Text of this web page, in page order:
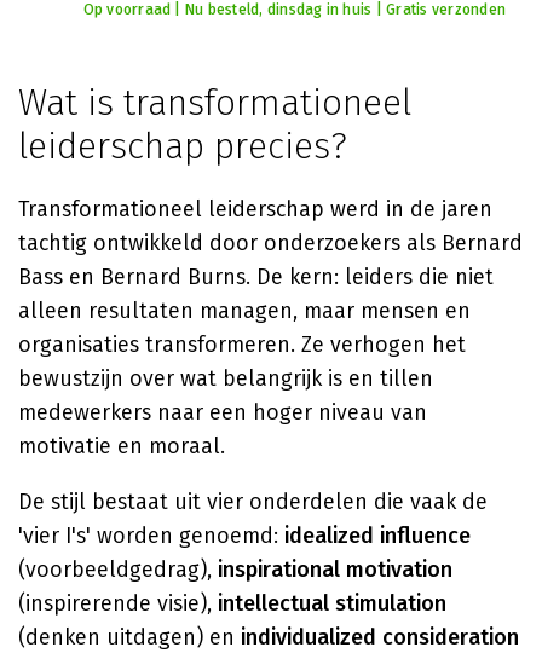
Op voorraad | Nu besteld, dinsdag in huis | Gratis verzonden
Wat is transformationeel
leiderschap precies?
Transformationeel leiderschap werd in de jaren
tachtig ontwikkeld door onderzoekers als Bernard
Bass en Bernard Burns. De kern: leiders die niet
alleen resultaten managen, maar mensen en
organisaties transformeren. Ze verhogen het
bewustzijn over wat belangrijk is en tillen
medewerkers naar een hoger niveau van
motivatie en moraal.
De stijl bestaat uit vier onderdelen die vaak de
'vier I's' worden genoemd: idealized influence
(voorbeeldgedrag), inspirational motivation
(inspirerende visie), intellectual stimulation
(denken uitdagen) en individualized consideration